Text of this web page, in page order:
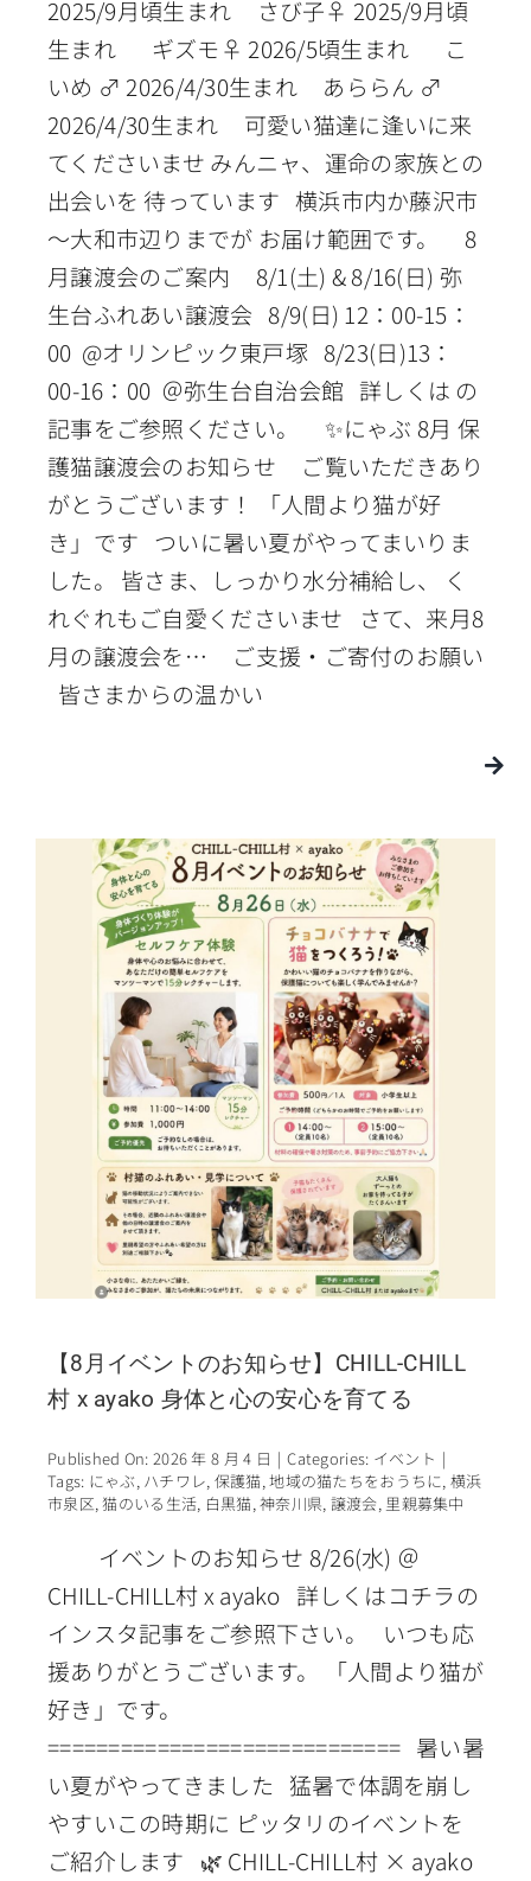
2025/9月頃生まれ さび子♀ 2025/9月頃
生まれ ギズモ♀ 2026/5頃生まれ こ
いめ ♂ 2026/4/30生まれ あららん ♂
2026/4/30生まれ 可愛い猫達に逢いに来
てくださいませ みんニャ、運命の家族との
出会いを 待っています 横浜市内か藤沢市
～大和市辺りまでが お届け範囲です。 8
月譲渡会のご案内 8/1(土) & 8/16(日) 弥
生台ふれあい譲渡会 8/9(日) 12：00-15：
00 @オリンピック東戸塚 8/23(日)13：
00-16：00 ＠弥生台自治会館 詳しくは の
記事をご参照ください。 ✨にゃぶ 8月 保
護猫譲渡会のお知らせ ご覧いただきあり
がとうございます！ 「人間より猫が好
き」です ついに暑い夏がやってまいりま
した。 皆さま、しっかり水分補給し、 く
れぐれもご自愛くださいませ さて、来月8
月の譲渡会を… ご支援・ご寄付のお願い
皆さまからの温かい
【8月イベントのお知らせ】CHILL-CHILL
村 x ayako 身体と心の安心を育てる
Published On: 2026 年 8 月 4 日 | Categories: イベント |
Tags: にゃぶ, ハチワレ, 保護猫,地域の猫たちをおうちに,横浜
市泉区,猫のいる生活, 白黒猫,神奈川県, 譲渡会, 里親募集中
イベントのお知らせ 8/26(水) ＠
CHILL-CHILL村 x ayako 詳しくはコチラの
インスタ記事をご参照下さい。 いつも応
援ありがとうございます。 「人間より猫が
好き」です。
============================= 暑い暑
い夏がやってきました 猛暑で体調を崩し
やすいこの時期に ピッタリのイベントを
ご紹介します 🌿 CHILL-CHILL村 × ayako